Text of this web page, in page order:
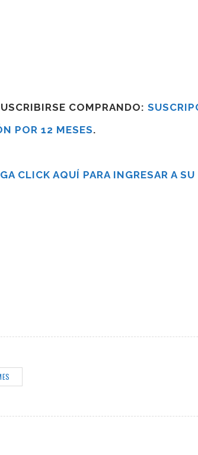
COMPRANDO:
POR 12 MESES.
CLICK AQUÍ PARA INGRESAR A